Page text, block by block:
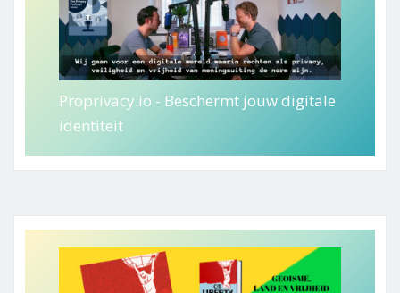
Proprivacy.io - Beschermt jouw digitale
identiteit